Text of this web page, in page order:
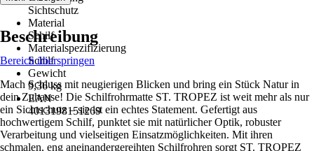
Sichtschutz
Material
Schilf
Materialspezifizierung
Schilf
Gewicht
9,36 kg
EAN
4013198151269
Beschreibung
Bereich überspringen
Mach Schluss mit neugierigen Blicken und bring ein Stück Natur in
dein Zuhause! Die Schilfrohrmatte ST. TROPEZ ist weit mehr als nur
ein Sichtschutz – sie ist ein echtes Statement. Gefertigt aus
hochwertigem Schilf, punktet sie mit natürlicher Optik, robuster
Verarbeitung und vielseitigen Einsatzmöglichkeiten. Mit ihren
schmalen, eng aneinandergereihten Schilfrohren sorgt ST. TROPEZ